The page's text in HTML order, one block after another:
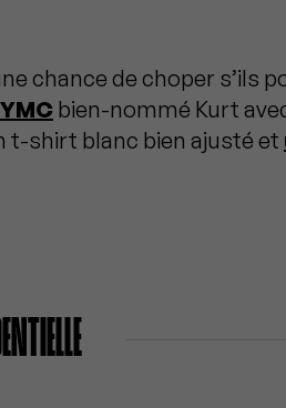
chance de choper s’ils
YMC bien-nommé Kurt
t-shirt blanc bien ajusté et